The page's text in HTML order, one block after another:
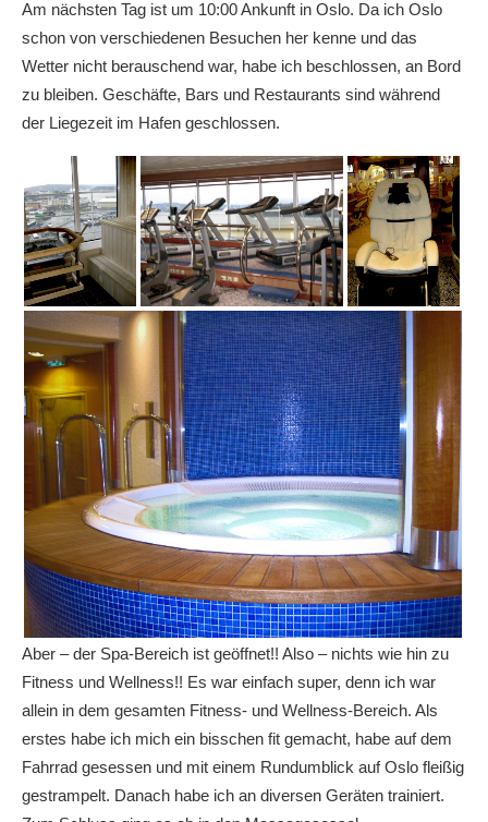
Am nächsten Tag ist um 10:00 Ankunft in Oslo. Da ich Oslo
schon von verschiedenen Besuchen her kenne und das
Wetter nicht berauschend war, habe ich beschlossen, an Bord
zu bleiben. Geschäfte, Bars und Restaurants sind während
der Liegezeit im Hafen geschlossen.
Aber – der Spa-Bereich ist geöffnet!! Also – nichts wie hin zu
Fitness und Wellness!! Es war einfach super, denn ich war
allein in dem gesamten Fitness- und Wellness-Bereich. Als
erstes habe ich mich ein bisschen fit gemacht, habe auf dem
Fahrrad gesessen und mit einem Rundumblick auf Oslo fleißig
gestrampelt. Danach habe ich an diversen Geräten trainiert.